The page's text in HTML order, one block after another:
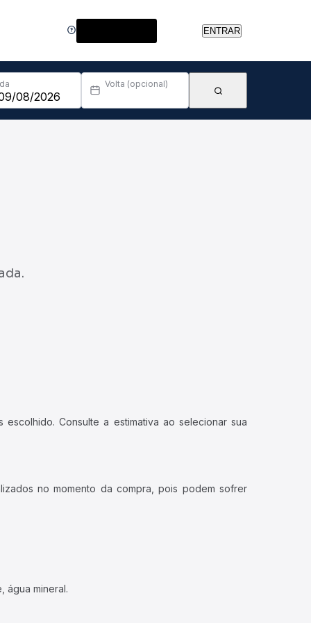
ENTRAR
Volta (opcional)
Consulte a estimativa ao selecionar sua
no momento da compra, pois podem sofrer
água mineral.